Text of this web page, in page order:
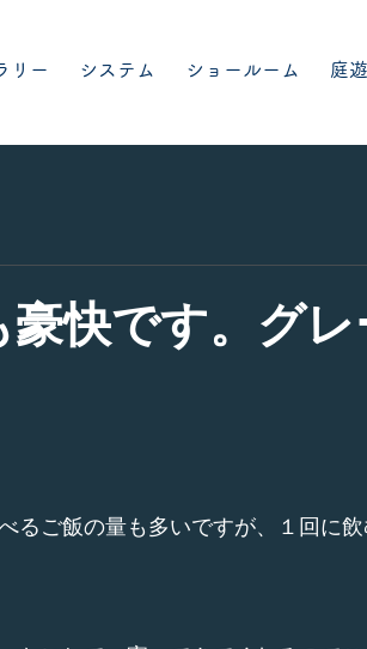
リー システム ショールーム 庭
快です。グ
るご飯の量も多いですが、１回に